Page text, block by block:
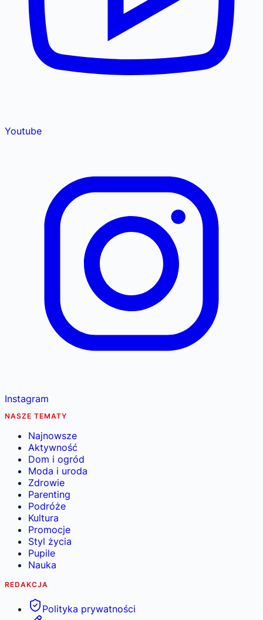
Youtube
Instagram
NASZE TEMATY
Najnowsze
Aktywność
Dom i ogród
Moda i uroda
Zdrowie
Parenting
Podróże
Kultura
Promocje
Styl życia
Pupile
Nauka
REDAKCJA
Polityka prywatności